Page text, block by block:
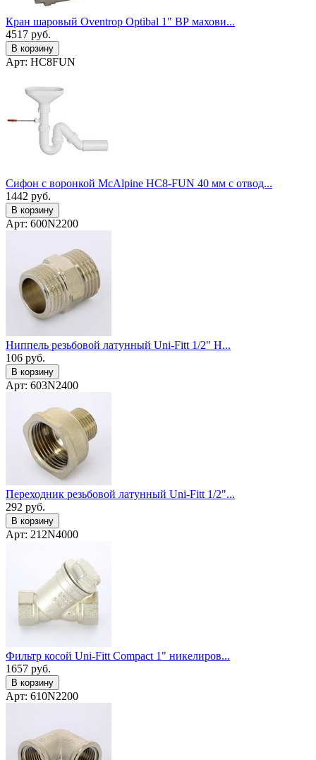
Кран шаровый Oventrop Optibal 1" ВР махови...
4517 руб.
В корзину
Арт: HC8FUN
Сифон с воронкой McAlpine HC8-FUN 40 мм с отвод...
1442 руб.
В корзину
Арт: 600N2200
Ниппель резьбовой латунный Uni-Fitt 1/2" Н...
106 руб.
В корзину
Арт: 603N2400
Переходник резьбовой латунный Uni-Fitt 1/2"...
292 руб.
В корзину
Арт: 212N4000
Фильтр косой Uni-Fitt Compact 1" никелиров...
1657 руб.
В корзину
Арт: 610N2200